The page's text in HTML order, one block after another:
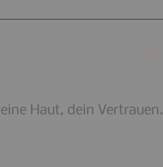
Haut, dein Vertrauen.